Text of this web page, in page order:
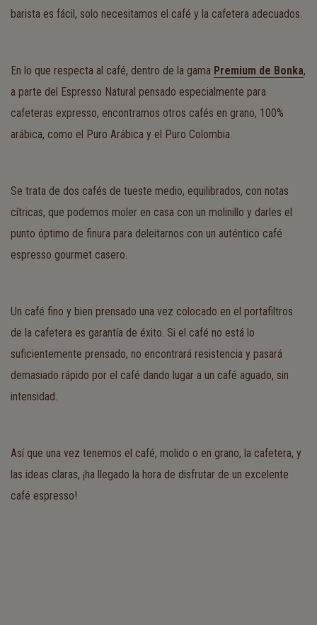
barista es fácil, solo necesitamos el café y la cafetera adecuados.
En lo que respecta al café, dentro de la gama Premium de Bonka,
a parte del Espresso Natural pensado especialmente para
cafeteras expresso, encontramos otros cafés en grano, 100%
arábica, como el Puro Arábica y el Puro Colombia.
Se trata de dos cafés de tueste medio, equilibrados, con notas
cítricas, que podemos moler en casa con un molinillo y darles el
punto óptimo de finura para deleitarnos con un auténtico café
espresso gourmet casero.
Un café fino y bien prensado una vez colocado en el portafiltros
de la cafetera es garantía de éxito. Si el café no está lo
suficientemente prensado, no encontrará resistencia y pasará
demasiado rápido por el café dando lugar a un café aguado, sin
intensidad.
Así que una vez tenemos el café, molido o en grano, la cafetera, y
las ideas claras, ¡ha llegado la hora de disfrutar de un excelente
café espresso!